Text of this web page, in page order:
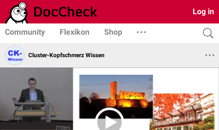
Log in
Community Flexikon Shop
Cluster-Kopfschmerz Wissen